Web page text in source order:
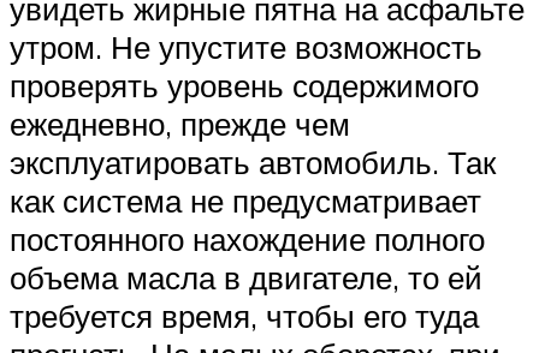
увидеть жирные пятна на асфальте
утром. Не упустите возможность
проверять уровень содержимого
ежедневно, прежде чем
эксплуатировать автомобиль. Так
как система не предусматривает
постоянного нахождение полного
объема масла в двигателе, то ей
требуется время, чтобы его туда